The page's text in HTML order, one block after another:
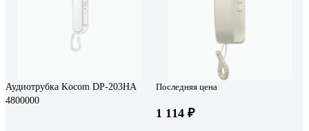
Аудиотрубка Kocom DP-203HA
4800000
Последняя цена
1 114 ₽